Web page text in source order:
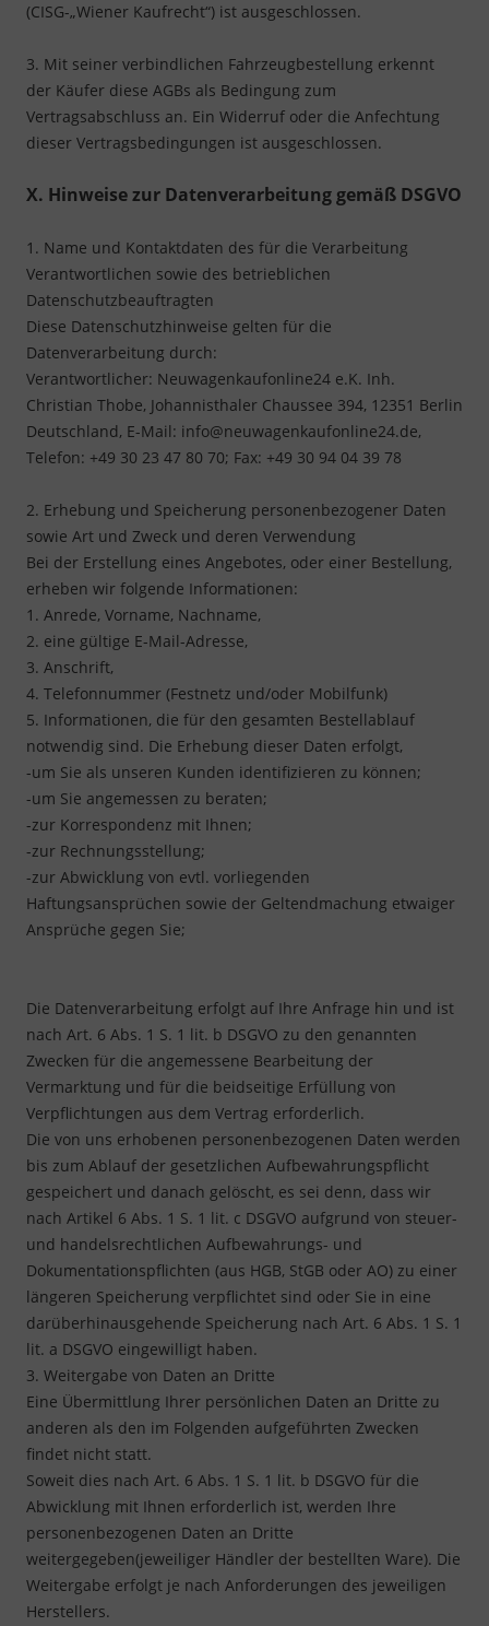
(CISG-„Wiener Kaufrecht“) ist ausgeschlossen.
3. Mit seiner verbindlichen Fahrzeugbestellung erkennt
der Käufer diese AGBs als Bedingung zum
Vertragsabschluss an. Ein Widerruf oder die Anfechtung
dieser Vertragsbedingungen ist ausgeschlossen.
X. Hinweise zur Datenverarbeitung gemäß DSGVO
1. Name und Kontaktdaten des für die Verarbeitung
Verantwortlichen sowie des betrieblichen
Datenschutzbeauftragten
Diese Datenschutzhinweise gelten für die
Datenverarbeitung durch:
Verantwortlicher: Neuwagenkaufonline24 e.K. Inh.
Christian Thobe, Johannisthaler Chaussee 394, 12351 Berlin
Deutschland, E-Mail: info@neuwagenkaufonline24.de,
Telefon: +49 30 23 47 80 70; Fax: +49 30 94 04 39 78
2. Erhebung und Speicherung personenbezogener Daten
sowie Art und Zweck und deren Verwendung
Bei der Erstellung eines Angebotes, oder einer Bestellung,
erheben wir folgende Informationen:
1. Anrede, Vorname, Nachname,
2. eine gültige E-Mail-Adresse,
3. Anschrift,
4. Telefonnummer (Festnetz und/oder Mobilfunk)
5. Informationen, die für den gesamten Bestellablauf
notwendig sind. Die Erhebung dieser Daten erfolgt,
-um Sie als unseren Kunden identifizieren zu können;
-um Sie angemessen zu beraten;
-zur Korrespondenz mit Ihnen;
-zur Rechnungsstellung;
-zur Abwicklung von evtl. vorliegenden
Haftungsansprüchen sowie der Geltendmachung etwaiger
Ansprüche gegen Sie;
Die Datenverarbeitung erfolgt auf Ihre Anfrage hin und ist
nach Art. 6 Abs. 1 S. 1 lit. b DSGVO zu den genannten
Zwecken für die angemessene Bearbeitung der
Vermarktung und für die beidseitige Erfüllung von
Verpflichtungen aus dem Vertrag erforderlich.
Die von uns erhobenen personenbezogenen Daten werden
bis zum Ablauf der gesetzlichen Aufbewahrungspflicht
gespeichert und danach gelöscht, es sei denn, dass wir
nach Artikel 6 Abs. 1 S. 1 lit. c DSGVO aufgrund von steuer-
und handelsrechtlichen Aufbewahrungs- und
Dokumentationspflichten (aus HGB, StGB oder AO) zu einer
längeren Speicherung verpflichtet sind oder Sie in eine
darüberhinausgehende Speicherung nach Art. 6 Abs. 1 S. 1
lit. a DSGVO eingewilligt haben.
3. Weitergabe von Daten an Dritte
Eine Übermittlung Ihrer persönlichen Daten an Dritte zu
anderen als den im Folgenden aufgeführten Zwecken
findet nicht statt.
Soweit dies nach Art. 6 Abs. 1 S. 1 lit. b DSGVO für die
Abwicklung mit Ihnen erforderlich ist, werden Ihre
personenbezogenen Daten an Dritte
weitergegeben(jeweiliger Händler der bestellten Ware). Die
Weitergabe erfolgt je nach Anforderungen des jeweiligen
Herstellers.